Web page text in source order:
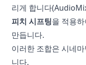
리게 합니다
피치 시프팅을 적용
만듭니다.
이러한 조합은 시네
니다.